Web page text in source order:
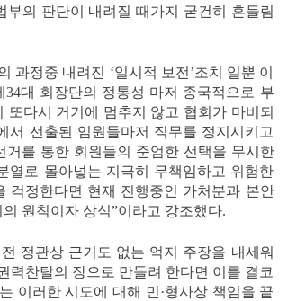
부의 판단이 내려질 때가지 굳건히 흔들림
과정중 내려진 ‘일시적 보전’조치 일뿐 이
대 회장단의 정통성 마저 종국적으로 부
또다시 거기에 멈추지 않고 협회가 마비되
서 선출된 임원들마저 직무를 정지시키고
거를 통한 회원들의 준엄한 선택을 무시한
열로 몰아넣는 지극히 무책임하고 위험한
걱정한다면 현재 진행중인 가처분과 본안
원칙이자 상식”이라고 강조했다.
정관상 근거도 없는 억지 주장을 내세워
력찬탈의 장으로 만들려 한다면 이를 결코
이러한 시도에 대해 민·형사상 책임을 끝